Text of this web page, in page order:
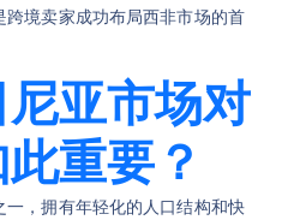
境卖家成功布局西非市场的首
亚市场对
重要？
，拥有年轻化的人口结构和快